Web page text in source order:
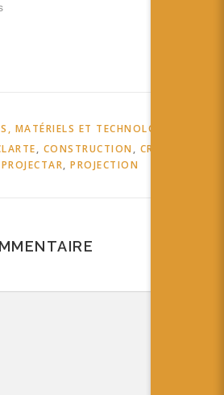
MATÉRIELS ET TECHNOLOGIES
, CONSTRUCTION , CRÉATION
PROJECTAR, PROJECTION